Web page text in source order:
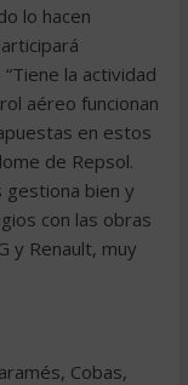
lo hacen
la actividad
aéreo funcionan
en estos
de Repsol.
gestiona bien y
con las obras
y Renault, muy
Cobas,